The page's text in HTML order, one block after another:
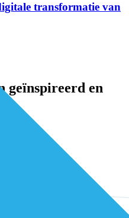
transformatie van
geïnspireerd en